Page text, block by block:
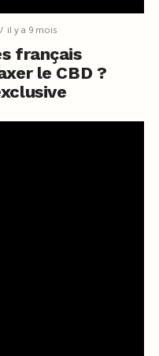
il y a 9 mois
français
le CBD ?